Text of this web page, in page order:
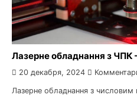
Лазерне обладнання з ЧПК
20 декабря, 2024
Лазерне обладнання з